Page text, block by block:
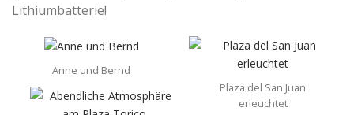
Lithiumbatterie!
Plaza del San Juan
erleuchtet
Anne und Bernd